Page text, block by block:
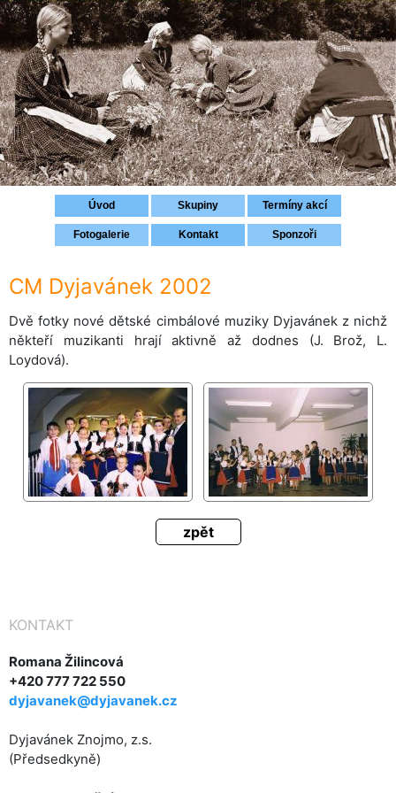
Přihlášení
Úvod Skupiny Termíny akcí
Fotogalerie Kontakt Sponzoři
CM Dyjavánek 2002
Dvě fotky nové dětské cimbálové muziky Dyjavánek z nichž
někteří muzikanti hrají aktivně až dodnes (J. Brož, L.
Loydová).
zpět
KONTAKT
Romana Žilincová
+420 777 722 550
dyjavanek@dyjavanek.cz
Dyjavánek Znojmo, z.s.
(Předsedkyně)